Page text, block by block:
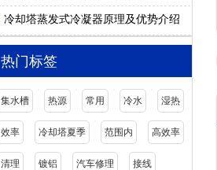
冷却塔蒸发式冷凝器原理及优势介绍
热门标签
集水槽 热源 常用 冷水 湿热
效率 冷却塔夏季 范围内 高效率
清理 镀铝 汽车修理 接线